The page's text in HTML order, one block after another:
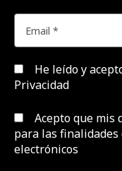
He leído y
Privacidad
Acepto que mis
para las finalidades
electrónicos